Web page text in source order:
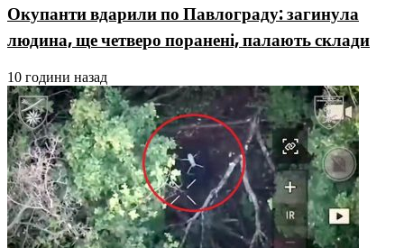
Окупанти вдарили по Павлограду: загинула
людина, ще четверо поранені, палають склади
10 години назад